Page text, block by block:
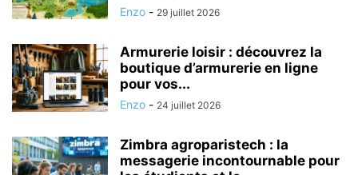
Enzo - 29 juillet 2026
Armurerie loisir : découvrez la
boutique d’armurerie en ligne
pour vos...
Enzo - 24 juillet 2026
Zimbra agroparistech : la
messagerie incontournable pour